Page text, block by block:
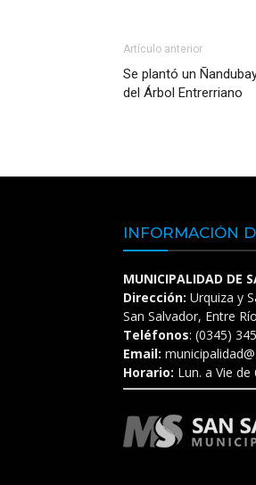
Artículo anterior
Se plantó un
del Árbol Entrerriano
INFORMACIÓN
MUNICIPALIDAD DE
Dirección: Urquiza y
San Salvador, Entre
Teléfonos: (0345)
Email:
Horario: Lun. a Vie de